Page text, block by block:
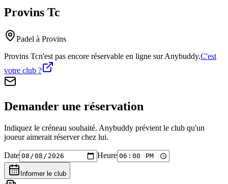
Provins Tc
Padel à Provins
Provins Tcn'est pas encore réservable en ligne sur Anybuddy.C'est
votre club ?
Demander une réservation
Indiquez le créneau souhaité. Anybuddy prévient le club qu'un
joueur aimerait réserver chez lui.
Date Heure
Informer le club